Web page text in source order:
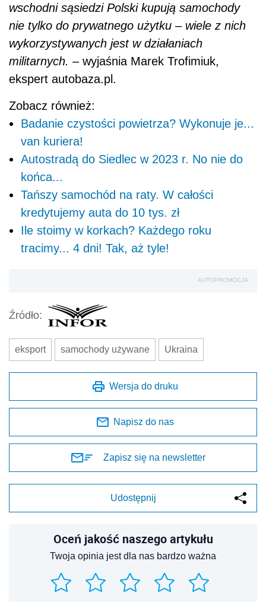
wschodni sąsiedzi Polski kupują samochody
nie tylko do prywatnego użytku – wiele z nich
wykorzystywanych jest w działaniach
militarnych. – wyjaśnia Marek Trofimiuk,
ekspert autobaza.pl.
Zobacz również:
Badanie czystości powietrza? Wykonuje je...
van kuriera!
Autostradą do Siedlec w 2023 r. No nie do
końca...
Tańszy samochód na raty. W całości
kredytujemy auta do 10 tys. zł
Ile stoimy w korkach? Każdego roku
tracimy... 4 dni! Tak, aż tyle!
AUTOPROMOCJA
Źródło:
eksport samochody używane Ukraina
Wersja do druku
Napisz do nas
Zapisz się na newsletter
Udostępnij
Oceń jakość naszego artykułu
Twoja opinia jest dla nas bardzo ważna